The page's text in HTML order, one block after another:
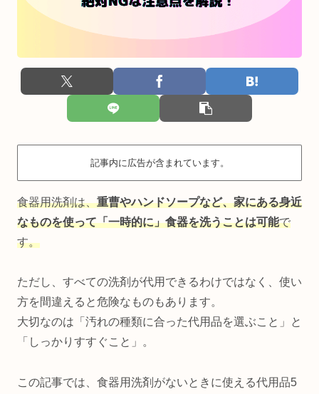
記事内に広告が含まれています。
食器用洗剤は、重曹やハンドソープなど、家にある身近
なものを使って「一時的に」食器を洗うことは可能で
す。
ただし、すべての洗剤が代用できるわけではなく、使い
方を間違えると危険なものもあります。
大切なのは「汚れの種類に合った代用品を選ぶこと」と
「しっかりすすぐこと」。
この記事では、食器用洗剤がないときに使える代用品5